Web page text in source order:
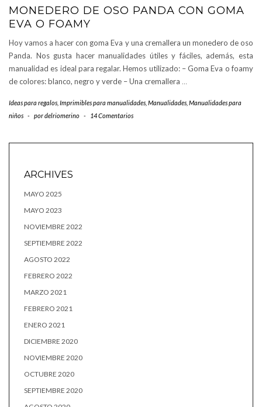
MONEDERO DE OSO PANDA CON GOMA
EVA O FOAMY
Hoy vamos a hacer con goma Eva y una cremallera un monedero de oso
Panda. Nos gusta hacer manualidades útiles y fáciles, además, esta
manualidad es ideal para regalar. Hemos utilizado: – Goma Eva o foamy
de colores: blanco, negro y verde – Una cremallera …
Ideas para regalos Imprimibles para manualidades Manualidades Manualidades para
niños - pordelriomerino - 14 Comentarios
ARCHIVES
MAYO 2025
MAYO 2023
NOVIEMBRE 2022
SEPTIEMBRE 2022
AGOSTO 2022
FEBRERO 2022
MARZO 2021
FEBRERO 2021
ENERO 2021
DICIEMBRE 2020
NOVIEMBRE 2020
OCTUBRE 2020
SEPTIEMBRE 2020